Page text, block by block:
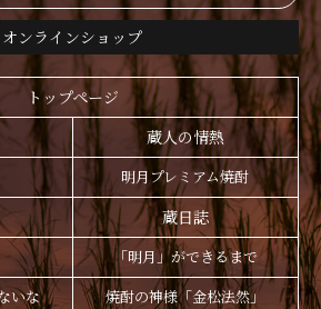
オンラインショップ
トップページ
蔵人の情熱
明月プレミアム焼酎
蔵日誌
「明月」ができるまで
いな
焼酎の神様「金松法然」